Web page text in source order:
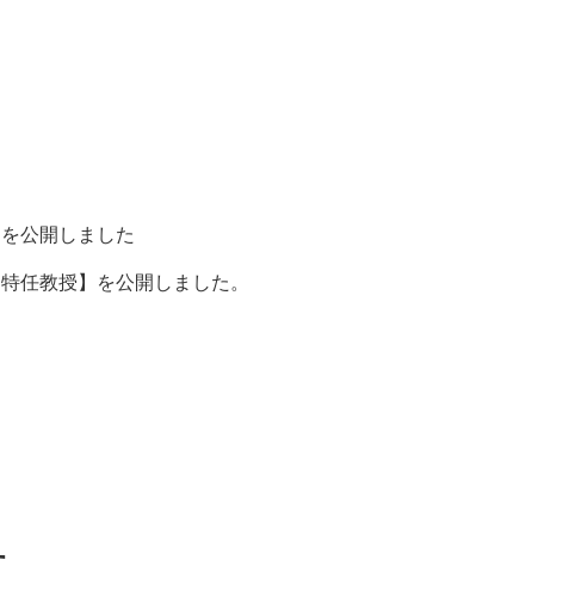
公開しました
教授】を公開しました。